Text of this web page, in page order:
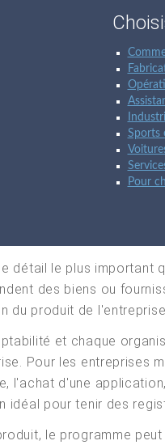
Sports
Pour
détail le plus important
des biens ou
produit de
et chaque
Pour les entreprises
l'achat d'une
idéal pour tenir des
le programme